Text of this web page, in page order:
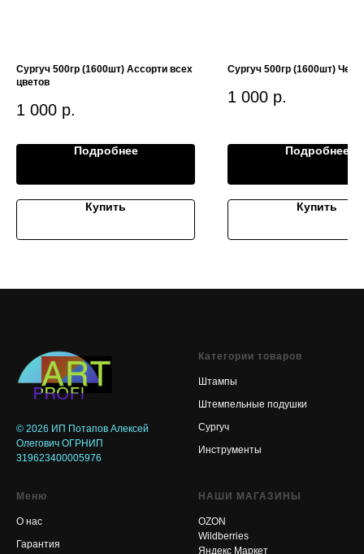
Сургуч 500гр (1600шт) Ассорти всех
цветов
1 000 р.
Подробнее
Купить
Сургуч 500гр (1600шт)
1 000 р.
Подробнее
Купить
© 2026 ИП Потапов Алексей
Олегович ОГРНИП
319623400005976
Категории товаров
Штампы
Штемпельные подушки
Сургуч
Инструменты
Меню
О нас
Гарантия
НАШИ МАГАЗИНЫ
OZON
Wildberries
Яндекс Маркет